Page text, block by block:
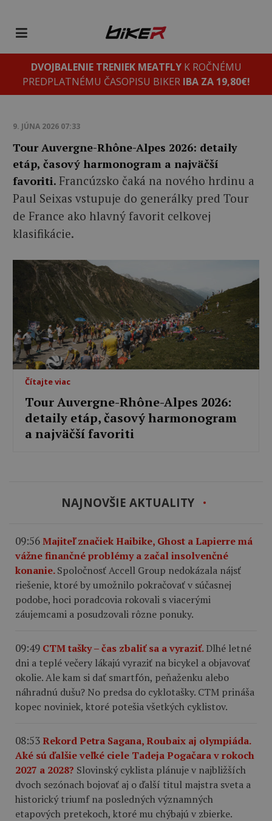
DVOJBALENIE TRENIEK MEATFLYK ROČNÉMU
PREDPLATNÉMU ČASOPISU BIKER IBA ZA 19,80€!
9. JÚNA 2026 07:33
Tour Auvergne-Rhône-Alpes 2026: detaily
etáp, časový harmonogram a najväčší
favoriti. Francúzsko čaká na nového hrdinu a
Paul Seixas vstupuje do generálky pred Tour
de France ako hlavný favorit celkovej
klasifikácie.
Čítajte viac
Tour Auvergne-Rhône-Alpes 2026:
detaily etáp, časový harmonogram
a najväčší favoriti
NAJNOVŠIE AKTUALITY
09:56Majiteľ značiek Haibike, Ghost a Lapierre má
vážne finančné problémy a začal insolvenčné
konanie.Spoločnosť Accell Group nedokázala nájsť
riešenie, ktoré by umožnilo pokračovať v súčasnej
podobe, hoci poradcovia rokovali s viacerými
záujemcami a posudzovali rôzne ponuky.
09:49 CTM tašky – čas zbaliť sa a vyraziť.Dlhé letné
dni a teplé večery lákajú vyraziť na bicykel a objavovať
okolie. Ale kam si dať smartfón, peňaženku alebo
náhradnú dušu? No predsa do cyklotašky. CTM prináša
kopec noviniek, ktoré potešia všetkých cyklistov.
08:53Rekord Petra Sagana, Roubaix aj olympiáda.
Aké sú ďalšie veľké ciele Tadeja Pogačara v rokoch
2027 a 2028? Slovinský cyklista plánuje v najbližších
dvoch sezónach bojovať aj o ďalší titul majstra sveta a
historický triumf na posledných významných
etapových pretekoch, ktoré mu chýbajú v zbierke.